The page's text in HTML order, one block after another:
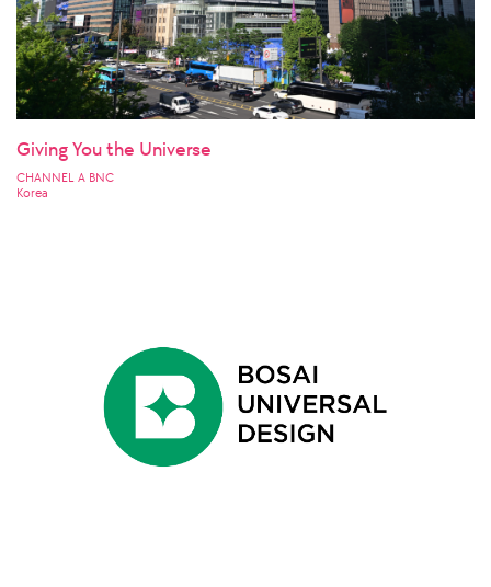
Giving You the Universe
CHANNEL A BNC
Korea